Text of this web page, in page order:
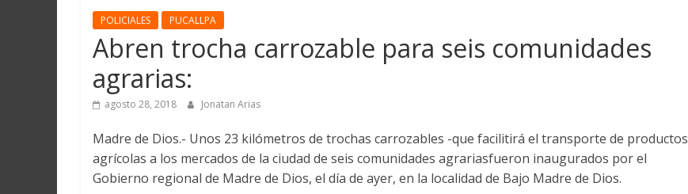
Noticias
del
Perú,
Mundo
Ucayali,
San
Martín
Loreto
POLICIALES PUCALLPA
Abren trocha carrozable para seis comunidades
agrarias:
agosto 28, 2018 Jonatan Arias
Madre de Dios.- Unos 23 kilómetros de trochas carrozables -que facilitirá el transporte de productos
agrícolas a los mercados de la ciudad de seis comunidades agrariasfueron inaugurados por el
Gobierno regional de Madre de Dios, el día de ayer, en la localidad de Bajo Madre de Dios.